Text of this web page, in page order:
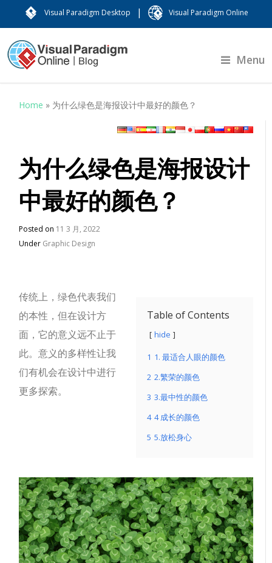
Visual Paradigm Desktop | Visual Paradigm Online
Menu
Home » 为什么绿色是海报设计中最好的颜色？
为什么绿色是海报设计
中最好的颜色？
Posted on 11 3 月, 2022
Under Graphic Design
Table of Contents
hide
1 1. 最适合人眼的颜色
2 2.繁荣的颜色
3 3.最中性的颜色
4 4 成长的颜色
5 5.放松身心
传统上，绿色代表我们
的本性，但在设计方
面，它的意义远不止于
此。意义的多样性让我
们有机会在设计中进行
更多探索。